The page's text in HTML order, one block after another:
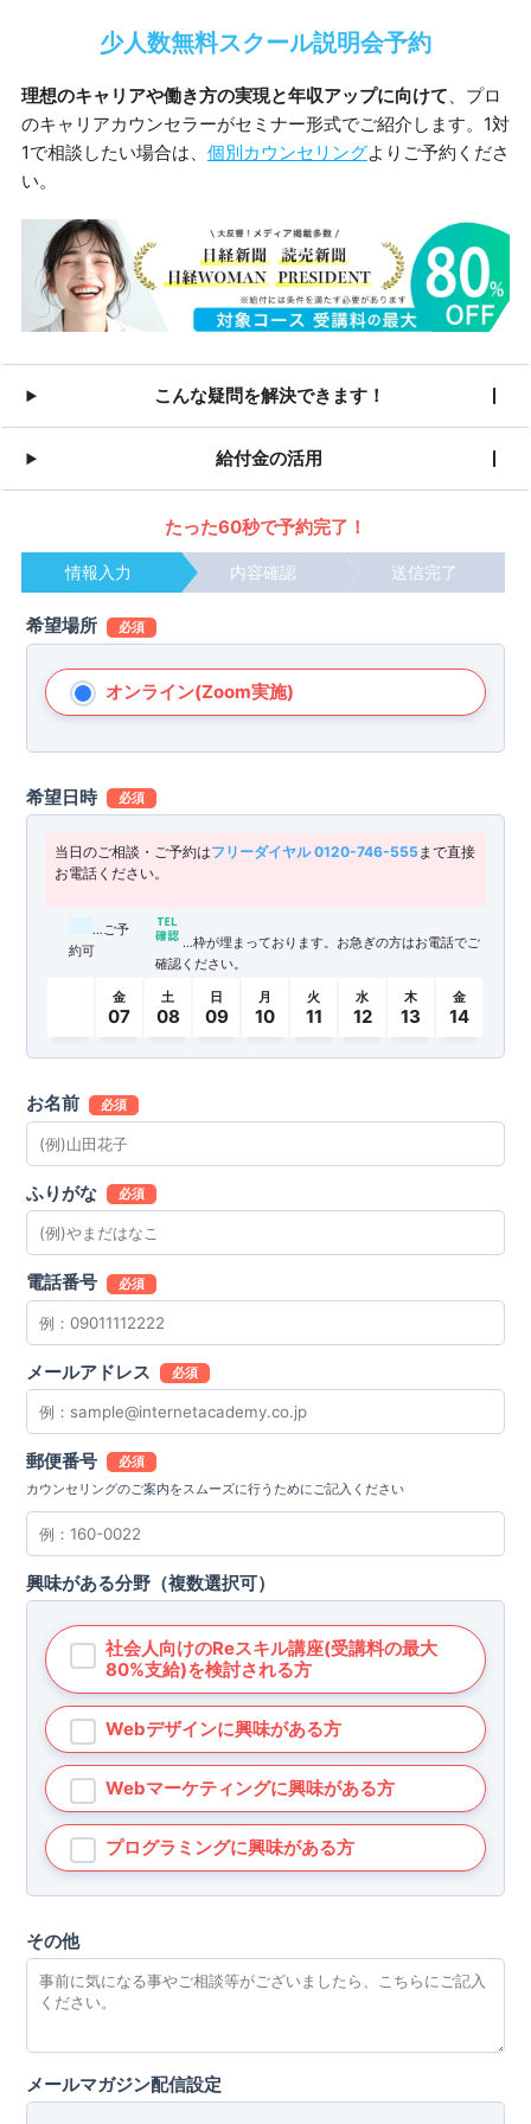
少人数無料スクール説明会予約
理想のキャリアや働き方の実現と年収アップに向けて 、プロ
のキャリアカウンセラーがセミナー形式でご紹介します。1対
1で相談したい場合は、 個別カウンセリングよりご予約くださ
い。
こんな疑問を解決できます！
給付金の活用
たった60秒で予約完了！
情報入力 内容確認 送信完了
希望場所 必須
オンライン(Zoom実施)
希望日時 必須
当日のご相談・ご予約はフリーダイヤル 0120-746-555 まで直接
お電話ください。
…ご予
約可
…枠が埋まっております。お急ぎの方はお電話でご
確認ください。
金
07
土
08
日
09
月
10
火
11
水
12
木
13
金
14
お名前 必須
ふりがな 必須
電話番号 必須
メールアドレス 必須
郵便番号
必須
カウンセリングのご案内をスムーズに行うためにご記入ください
興味がある分野（複数選択可）
社会人向けのReスキル講座(受講料の最大
80%支給)を検討される方
Webデザインに興味がある方
Webマーケティングに興味がある方
プログラミングに興味がある方
その他
メールマガジン配信設定